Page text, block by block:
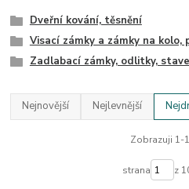
Dveřní kování, těsnění
Visací zámky a zámky na kolo,
Zadlabací zámky, odlitky,
Nejnovější Nejlevnější
Zobrazuji 1-
strana z